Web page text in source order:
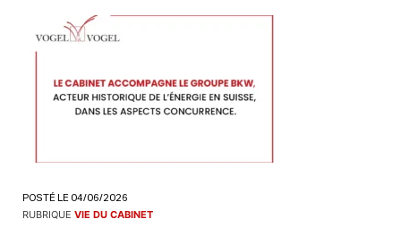
POSTÉ LE 04/06/2026
RUBRIQUE VIE DU CABINET